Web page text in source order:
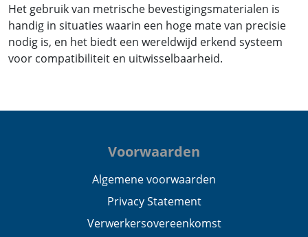
Het gebruik van metrische bevestigingsmaterialen is
handig in situaties waarin een hoge mate van precisie
nodig is, en het biedt een wereldwijd erkend systeem
voor compatibiliteit en uitwisselbaarheid.
Voorwaarden
Algemene voorwaarden
Privacy Statement
Verwerkersovereenkomst